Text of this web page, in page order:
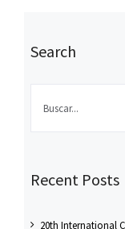
Search
Recent Posts
20th International